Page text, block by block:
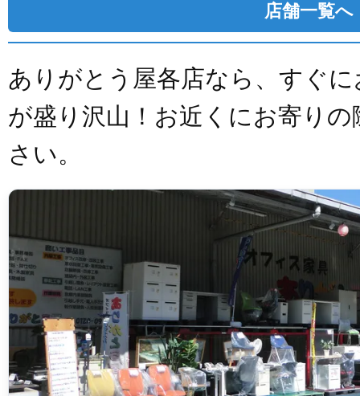
店舗一覧へ
ありがとう屋各店なら、すぐ
が盛り沢山！お近くにお寄り
さい。